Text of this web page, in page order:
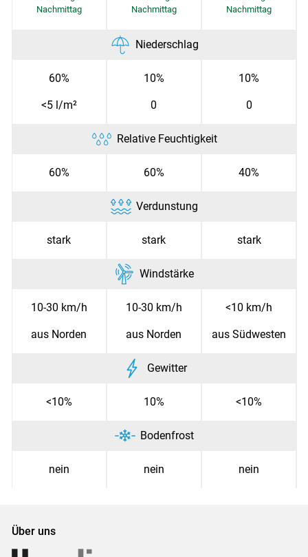
Niederschlag
60%
<5 l/m²
10%
0
10%
0
Relative Feuchtigkeit
60% 60% 40%
Verdunstung
stark stark stark
Windstärke
10-30 km/h
aus Norden
10-30 km/h
aus Norden
<10 km/h
aus Südwesten
Gewitter
<10% 10% <10%
Bodenfrost
nein nein nein
Über uns